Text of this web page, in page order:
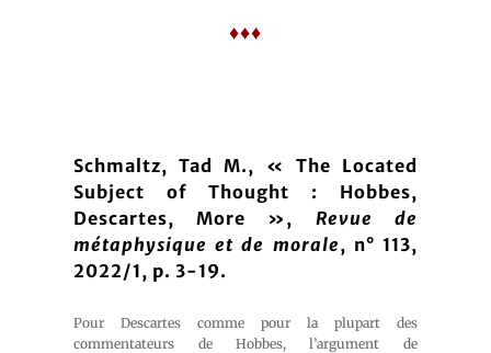
♦♦♦
Schmaltz, Tad M., « The Located
Subject of Thought : Hobbes,
Descartes, More », Revue de
métaphysique et de morale, n° 113,
2022/1, p. 3-19.
Pour Descartes comme pour la plupart des
commentateurs de Hobbes, l’argument de